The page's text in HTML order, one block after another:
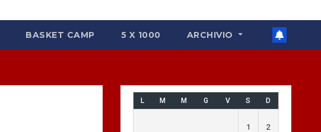
BASKET CAMP 5 X 1000 ARCHIVIO
L M M G V S D
1 2